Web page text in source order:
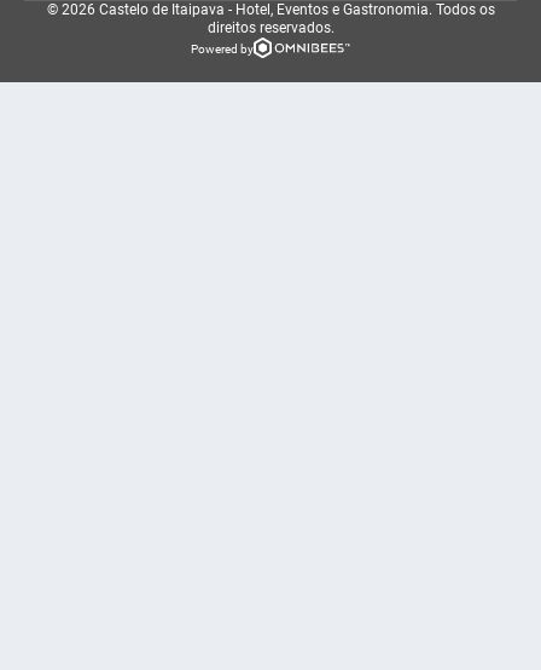
© 2026 Castelo de Itaipava - Hotel, Eventos e Gastronomia. Todos os
direitos reservados.
Powered by